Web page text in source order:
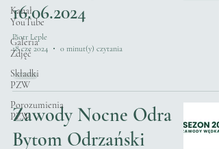
Kanał
YouTube
Galeria
Zdjęć
Składki
PZW
Porozumienia
PZW
16.06.2024
Piotr Leple
18 cze 2024
0 minut(y) czytania
Zawody Nocne Odra
Bytom Odrzański